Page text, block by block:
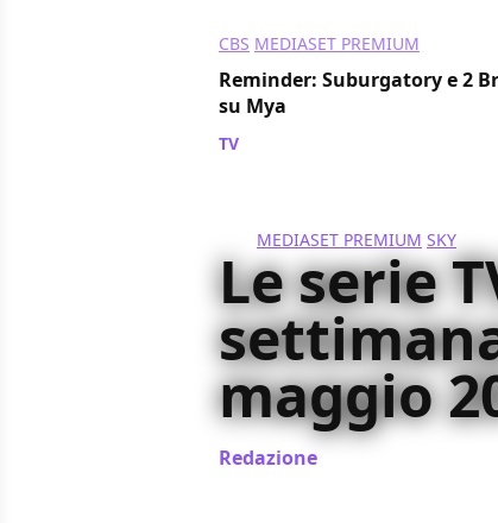
CBS MEDIASET PREMIUM
Reminder: Suburgatory e 2
su Mya
TV
MEDIASET PREMIUM SKY
Le serie
maggio
Redazione